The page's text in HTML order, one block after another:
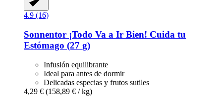
4.9 (16)
Sonnentor ¡Todo Va a Ir Bien! Cuida tu
Estómago (27 g)
Infusión equilibrante
Ideal para antes de dormir
Delicadas especias y frutos sutiles
4,29 € (158,89 € / kg)